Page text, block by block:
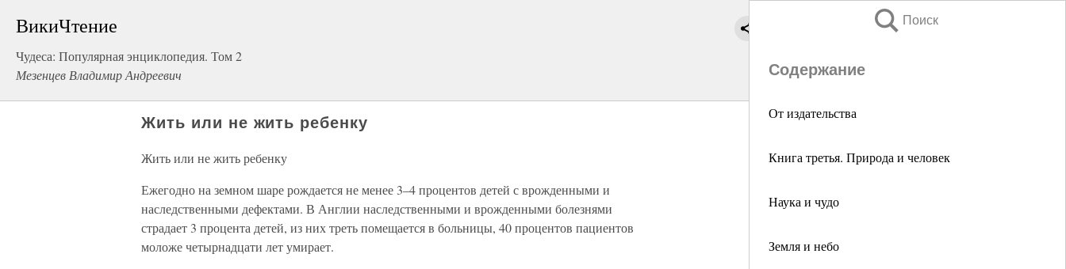
ВикиЧтение
Чудеса: Популярная энциклопедия. Том 2
Мезенцев Владимир Андреевич
Поиск
Содержание
От издательства
Книга третья. Природа и человек
Наука и чудо
Земля и небо
Жить или не жить ребенку
Жить или не жить ребенку
Ежегодно на земном шаре рождается не менее 3–4 процентов детей с врожденными и
наследственными дефектами. В Англии наследственными и врожденными болезнями
страдает 3 процента детей, из них треть помещается в больницы, 40 процентов пациентов
моложе четырнадцати лет умирает.